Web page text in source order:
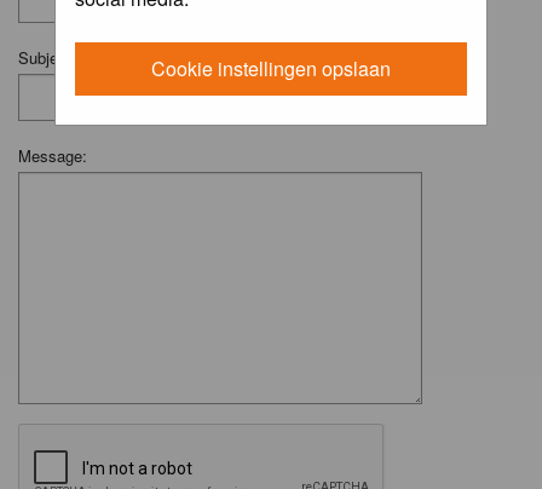
Cookie instellingen opslaan
Subject:
Message: